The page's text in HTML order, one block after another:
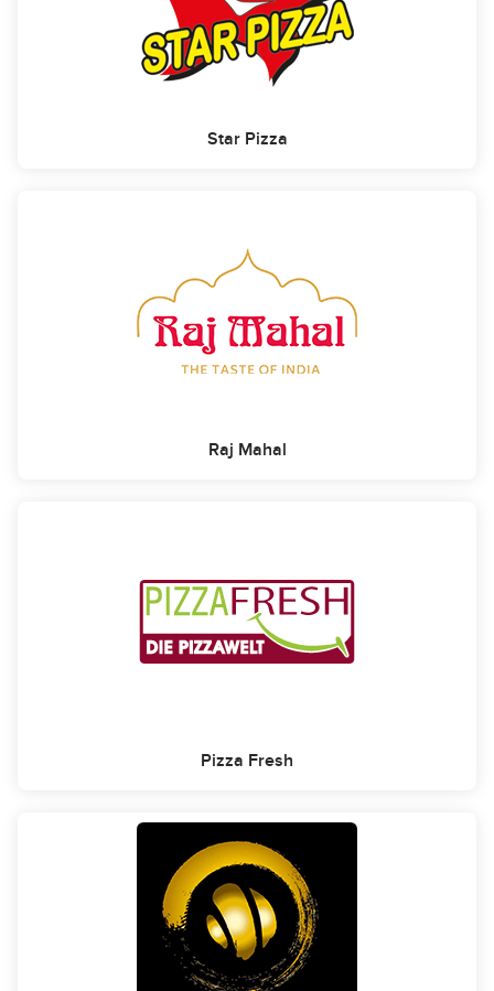
Star Pizza
Raj Mahal
Pizza Fresh